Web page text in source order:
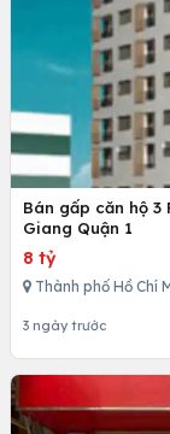
Bán gấp căn hộ 3
Giang Quận 1
8 tỷ
Thành phố Hồ Chí
3 ngày trước